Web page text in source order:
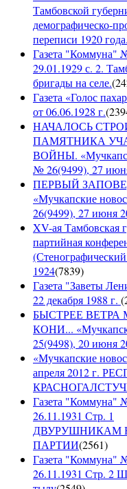
Тамбовской
демографическо-
переписи 1920 года.
Газета "Коммуна"
29.01.1929 с. 2.
бригады на селе.(
Газета «Голос
от 06.06.1928 г.(
НАЧАЛОСЬ
ПАМЯТНИКА
ВОЙНЫ.
№ 26(9499), 27
ПЕРВЫЙ
«Мучкапские
26(9499), 27 июня
XV-ая Тамбовская
партийная
1924(7839)
Газета "Заветы
22 декабря 1988 г. (
БЫСТРЕЕ ВЕТРА
КОНИ...
25(9498), 20 июня
«Мучкапские
апреля 2012 г.
Газета "Коммуна"
26.11.1931 Стр. 1
ДВУРУШНИКАМ
ПАРТИИ(2561)
Газета "Коммуна"
26.11.1931 Стр. 2